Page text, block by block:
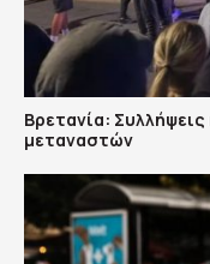
Βρετανία:
μεταναστών